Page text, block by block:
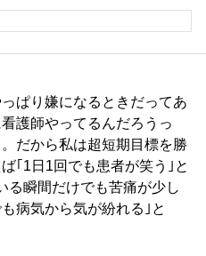
ぱり嫌になるときだってあ
護師やってるんだろうっ
だから私は超短期目標を勝
｢1日1回でも患者が笑う｣と
る瞬間だけでも苦痛が少し
病気から気が紛れる｣と